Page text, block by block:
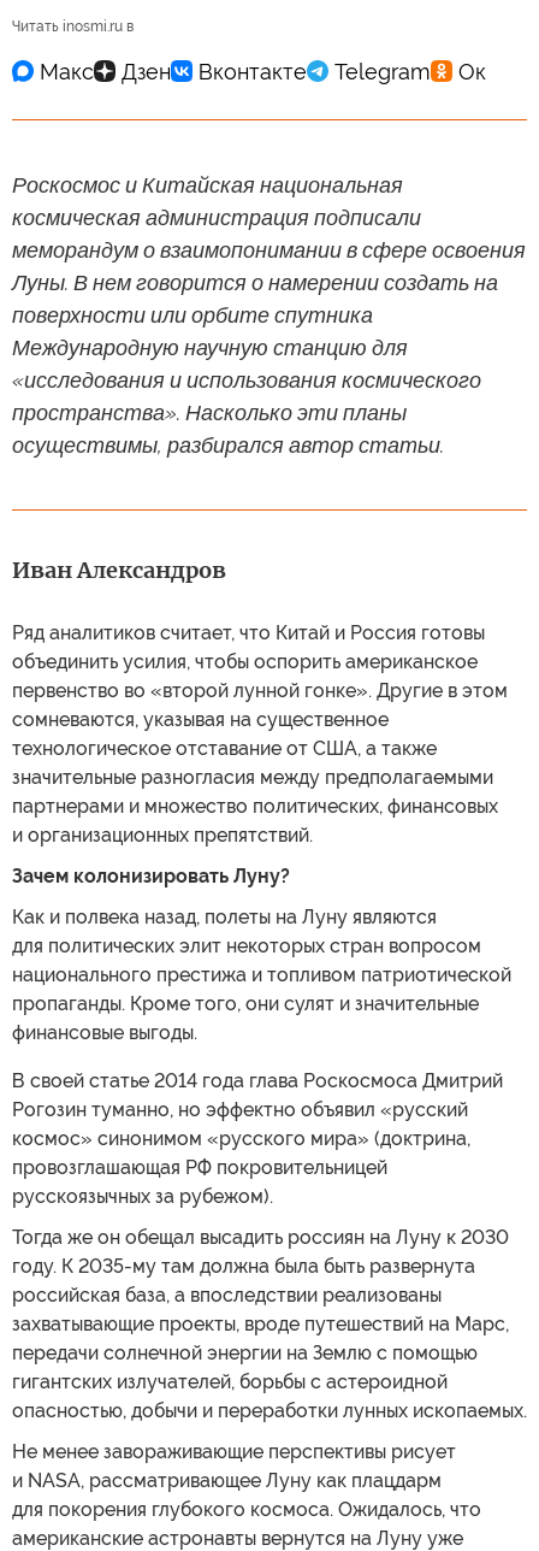
Читать inosmi.ru в
Роскосмос и Китайская национальная
космическая администрация подписали
меморандум о взаимопонимании в сфере освоения
Луны. В нем говорится о намерении создать на
поверхности или орбите спутника
Международную научную станцию для
«исследования и использования космического
пространства». Насколько эти планы
осуществимы, разбирался автор статьи.
Иван Александров
Ряд аналитиков считает, что Китай и Россия готовы
объединить усилия, чтобы оспорить американское
первенство во «второй лунной гонке». Другие в этом
сомневаются, указывая на существенное
технологическое отставание от США, а также
значительные разногласия между предполагаемыми
партнерами и множество политических, финансовых
и организационных препятствий.
Зачем колонизировать Луну?
Как и полвека назад, полеты на Луну являются
для политических элит некоторых стран вопросом
национального престижа и топливом патриотической
пропаганды. Кроме того, они сулят и значительные
финансовые выгоды.
В своей статье 2014 года глава Роскосмоса Дмитрий
Рогозин туманно, но эффектно объявил «русский
космос» синонимом «русского мира» (доктрина,
провозглашающая РФ покровительницей
русскоязычных за рубежом).
Тогда же он обещал высадить россиян на Луну к 2030
году. К 2035-му там должна была быть развернута
российская база, а впоследствии реализованы
захватывающие проекты, вроде путешествий на Марс,
передачи солнечной энергии на Землю с помощью
гигантских излучателей, борьбы с астероидной
опасностью, добычи и переработки лунных ископаемых.
Не менее завораживающие перспективы рисует
и NASA, рассматривающее Луну как плацдарм
для покорения глубокого космоса. Ожидалось, что
американские астронавты вернутся на Луну уже